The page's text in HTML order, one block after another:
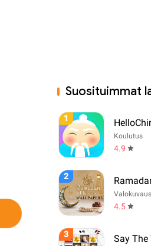
Suosituimmat
1
Koulutus
4.9
2
Valokuvaus
4.5
3 Say The